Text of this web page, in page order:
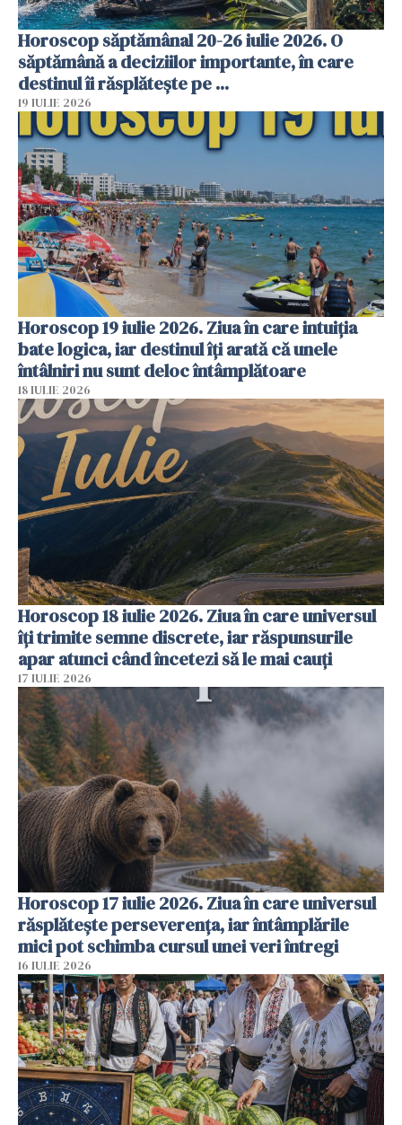
Horoscop săptămânal 20-26 iulie 2026. O
săptămână a deciziilor importante, în care
destinul îi răsplătește pe ...
19 IULIE 2026
Horoscop 19 iulie 2026. Ziua în care intuiția
bate logica, iar destinul îți arată că unele
întâlniri nu sunt deloc întâmplătoare
18 IULIE 2026
Horoscop 18 iulie 2026. Ziua în care universul
îți trimite semne discrete, iar răspunsurile
apar atunci când încetezi să le mai cauți
17 IULIE 2026
Horoscop 17 iulie 2026. Ziua în care universul
răsplătește perseverența, iar întâmplările
mici pot schimba cursul unei veri întregi
16 IULIE 2026